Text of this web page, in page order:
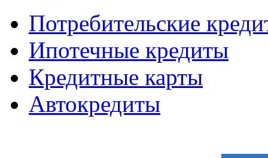
Потребительские
Ипотечные кредиты
Кредитные карты
Автокредиты